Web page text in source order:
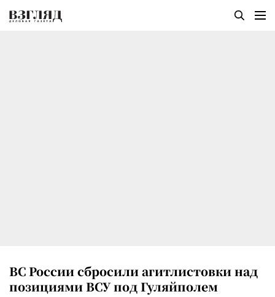
ВС России сбросили агитлистовки над
позициями ВСУ под Гуляйполем